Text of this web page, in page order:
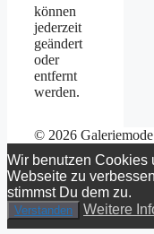
können
jederzeit
geändert
oder
entfernt
werden.
© 2026 Galeriemode
Wir benutzen Cookies
Webseite zu
stimmst Du dem zu.
Verstanden Weitere